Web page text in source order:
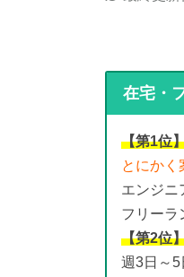
在宅・
【第1位
とにかく
エンジニ
フリーラ
【第2位
週3日～5